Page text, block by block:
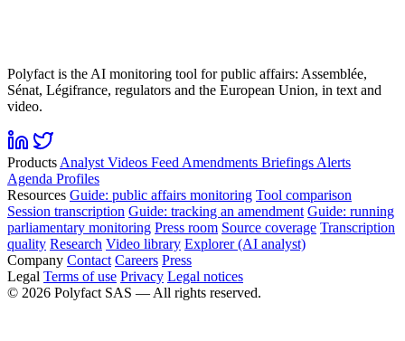
Polyfact is the AI monitoring tool for public affairs: Assemblée,
Sénat, Légifrance, regulators and the European Union, in text and
video.
Products Analyst Videos Feed Amendments Briefings Alerts
Agenda Profiles
Resources Guide: public affairs monitoring Tool comparison
Session transcription Guide: tracking an amendment Guide: running
parliamentary monitoring Press room Source coverage Transcription
quality Research Video library Explorer (AI analyst)
Company Contact Careers Press
Legal Terms of use Privacy Legal notices
© 2026 Polyfact SAS — All rights reserved.